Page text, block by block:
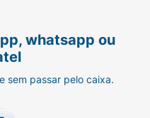
Lave o local.
período surgir
provada a
whatsapp ou
sem passar pelo caixa.